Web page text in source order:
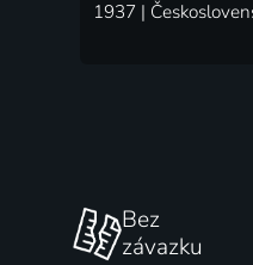
1937 |
Bez
závazku